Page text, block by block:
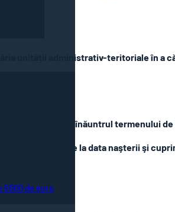
de euro
unității administrativ-teritoriale în a
care a decedat înăuntrul termenului
d) se socotesc de la data naşterii şi